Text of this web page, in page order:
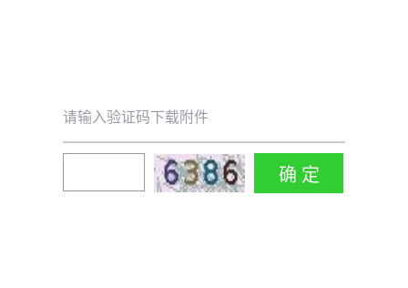
请输入验证码下载附件